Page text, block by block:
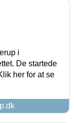
i
De startede
her for at se